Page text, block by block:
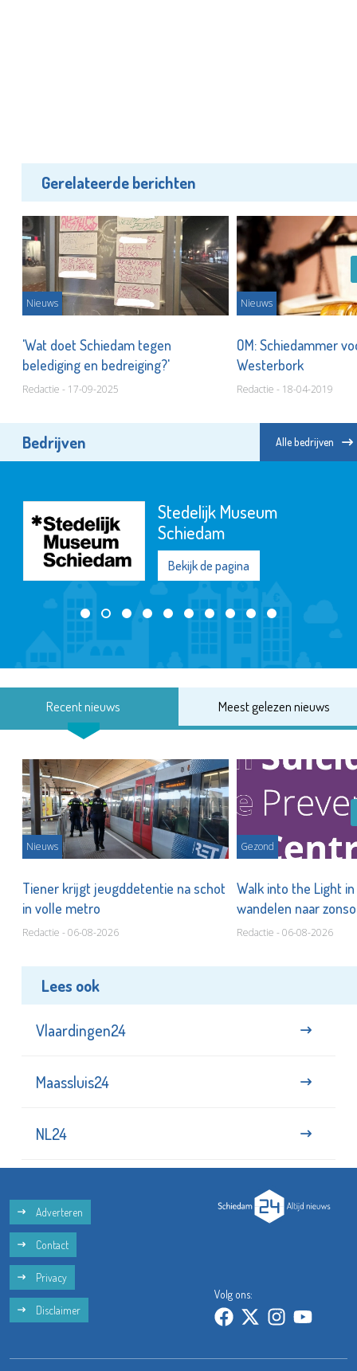
Gerelateerde berichten
Nieuws
'Wat doet Schiedam tegen
belediging en bedreiging?'
Redactie - 17-09-2025
Nieuws
OM: Schiedammer
Westerbork
Redactie - 18-04-2019
Bedrijven Alle bedrijven
Poppodium De
Kroepoekfabriek
Bekijk de pagina
Recent nieuws Meest gelezen nieuws
Nieuws
Tiener krijgt jeugddetentie na schot
Gezond
Walk into the Light
te staan bij suïcide
Lees ook
Vlaardingen24
Maassluis24
NL24
Adverteren
Contact
Privacy
Disclaimer
Volg ons: